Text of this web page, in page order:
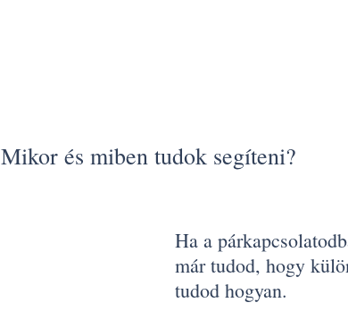
Mikor és miben tudok segíteni?
Ha a
már tudod, hogy
tudod hogyan.